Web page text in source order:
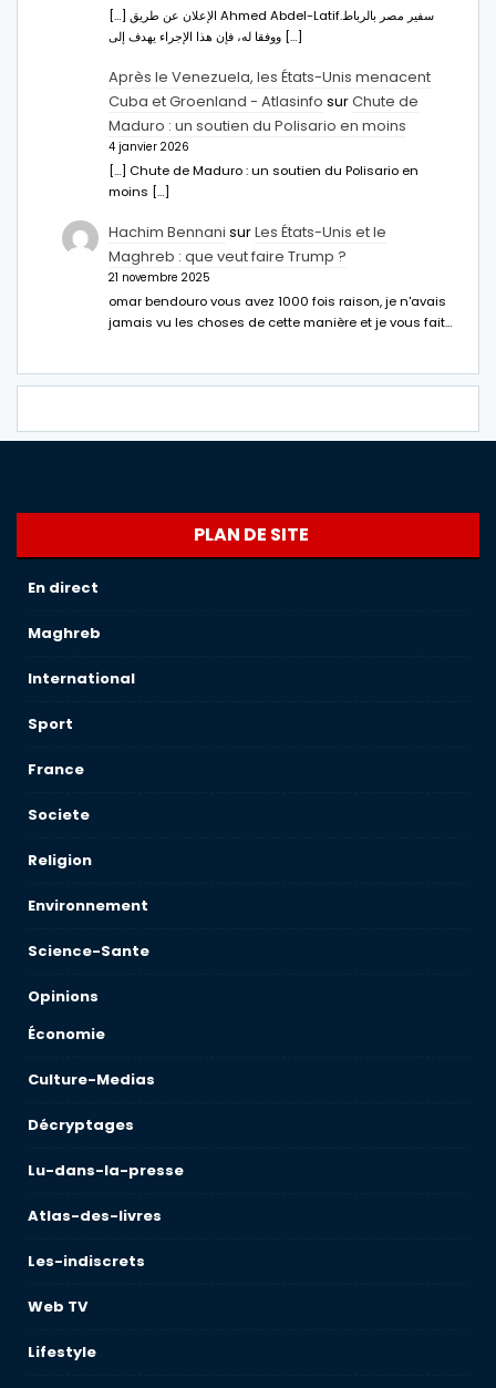
[…] الإعلان عن طريق Ahmed Abdel-Latifسفير مصر بالرباط.
ووفقا له، فإن هذا الإجراء يهدف إلى […]
Après le Venezuela, les États-Unis menacent
Cuba et Groenland - Atlasinfo surChute de
Maduro : un soutien du Polisario en moins
4 janvier 2026
[…] Chute de Maduro : un soutien du Polisario en
moins […]
Hachim Bennani surLes États-Unis et le
Maghreb : que veut faire Trump ?
21 novembre 2025
omar bendouro vous avez 1000 fois raison, je n'avais
jamais vu les choses de cette manière et je vous fait…
PLAN DE SITE
En direct
Maghreb
International
Sport
France
Societe
Religion
Environnement
Science-Sante
Opinions
Économie
Culture-Medias
Décryptages
Lu-dans-la-presse
Atlas-des-livres
Les-indiscrets
Web TV
Lifestyle